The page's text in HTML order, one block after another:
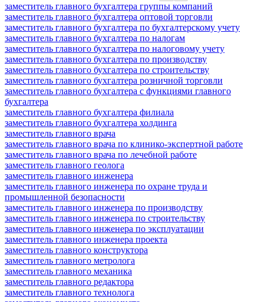
заместитель главного бухгалтера группы компаний
заместитель главного бухгалтера оптовой торговли
заместитель главного бухгалтера по бухгалтерскому учету
заместитель главного бухгалтера по налогам
заместитель главного бухгалтера по налоговому учету
заместитель главного бухгалтера по производству
заместитель главного бухгалтера по строительству
заместитель главного бухгалтера розничной торговли
заместитель главного бухгалтера с функциями главного
бухгалтера
заместитель главного бухгалтера филиала
заместитель главного бухгалтера холдинга
заместитель главного врача
заместитель главного врача по клинико-экспертной работе
заместитель главного врача по лечебной работе
заместитель главного геолога
заместитель главного инженера
заместитель главного инженера по охране труда и
промышленной безопасности
заместитель главного инженера по производству
заместитель главного инженера по строительству
заместитель главного инженера по эксплуатации
заместитель главного инженера проекта
заместитель главного конструктора
заместитель главного метролога
заместитель главного механика
заместитель главного редактора
заместитель главного технолога